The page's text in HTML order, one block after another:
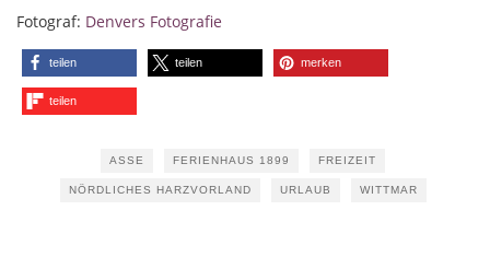
Fotograf: Denvers Fotografie
teilen teilen merken
teilen
ASSE FERIENHAUS 1899 FREIZEIT
NÖRDLICHES HARZVORLAND URLAUB WITTMAR